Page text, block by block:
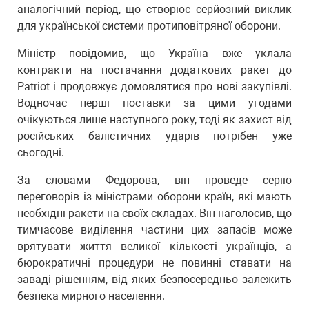
аналогічний період, що створює серйозний виклик
для української системи протиповітряної оборони.
Міністр повідомив, що Україна вже уклала
контракти на постачання додаткових ракет до
Patriot і продовжує домовлятися про нові закупівлі.
Водночас перші поставки за цими угодами
очікуються лише наступного року, тоді як захист від
російських балістичних ударів потрібен уже
сьогодні.
За словами Федорова, він проведе серію
переговорів із міністрами оборони країн, які мають
необхідні ракети на своїх складах. Він наголосив, що
тимчасове виділення частини цих запасів може
врятувати життя великої кількості українців, а
бюрократичні процедури не повинні ставати на
заваді рішенням, від яких безпосередньо залежить
безпека мирного населення.